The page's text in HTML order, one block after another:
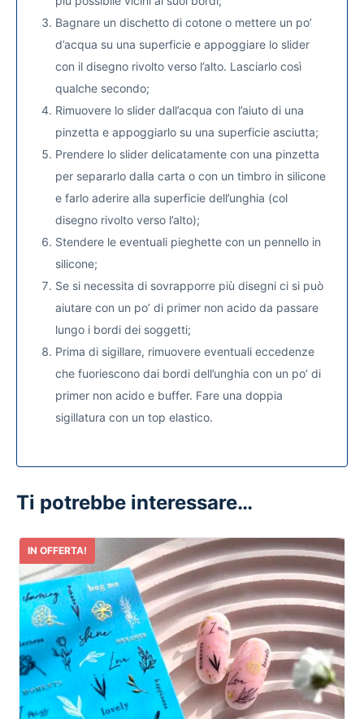
Bagnare un dischetto di cotone o mettere un po’
d’acqua su una superficie e appoggiare lo slider
con il disegno rivolto verso l’alto. Lasciarlo così
qualche secondo;
Rimuovere lo slider dall’acqua con l’aiuto di una
pinzetta e appoggiarlo su una superficie asciutta;
Prendere lo slider delicatamente con una pinzetta
per separarlo dalla carta o con un timbro in silicone
e farlo aderire alla superficie dell’unghia (col
disegno rivolto verso l’alto);
Stendere le eventuali pieghette con un pennello in
silicone;
Se si necessita di sovrapporre più disegni ci si può
aiutare con un po’ di primer non acido da passare
lungo i bordi dei soggetti;
Prima di sigillare, rimuovere eventuali eccedenze
che fuoriescono dai bordi dell’unghia con un po’ di
primer non acido e buffer. Fare una doppia
sigillatura con un top elastico.
Ti potrebbe interessare…
IN OFFERTA!